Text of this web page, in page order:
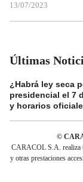
13/07/2023
Últimas
¿Habrá ley seca
presidencial el 7
y horarios
©
CARACOL S.A. realiza
y otras prestaciones